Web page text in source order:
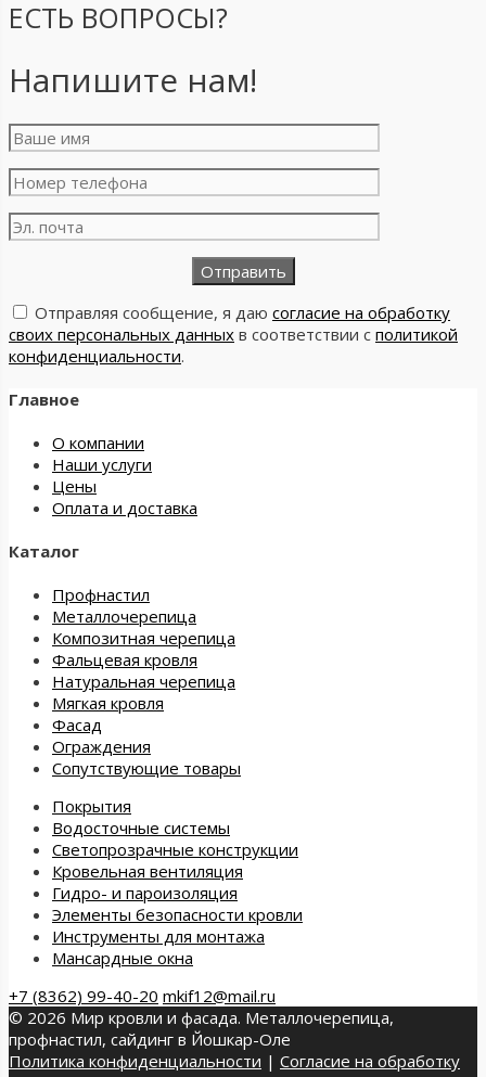
ЕСТЬ ВОПРОСЫ?
Напишите нам!
Отправляя сообщение, я даю согласие на обработку
своих персональных данных в соответствии с политикой
конфиденциальности.
Главное
О компании
Наши услуги
Цены
Оплата и доставка
Каталог
Профнастил
Металлочерепица
Композитная черепица
Фальцевая кровля
Натуральная черепица
Мягкая кровля
Фасад
Ограждения
Сопутствующие товары
Покрытия
Водосточные системы
Светопрозрачные конструкции
Кровельная вентиляция
Гидро- и пароизоляция
Элементы безопасности кровли
Инструменты для монтажа
Мансардные окна
+7 (8362) 99-40-20 mkif12@mail.ru
© 2026 Мир кровли и фасада. Металлочерепица,
профнастил, сайдинг в Йошкар-Оле
Политика конфиденциальности | Согласие на обработку